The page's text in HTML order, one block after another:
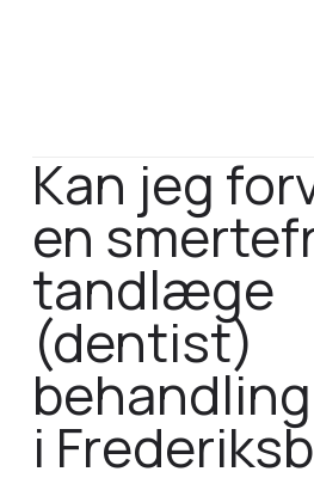
Kan jeg
en
tandlæge
(dentist)
i